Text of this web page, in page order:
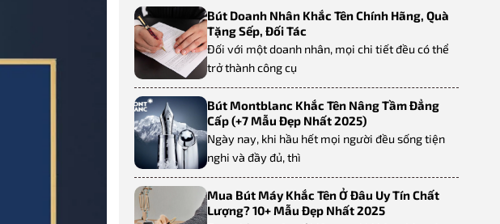
Bút Doanh Nhân Khắc Tên Chính Hãng, Quà
Tặng Sếp, Đối Tác
Đối với một doanh nhân, mọi chi tiết đều có thể
trở thành công cụ
Bút Montblanc Khắc Tên Nâng Tầm Đẳng
Cấp (+7 Mẫu Đẹp Nhất 2025)
Ngày nay, khi hầu hết mọi người đều sống tiện
nghi và đầy đủ, thì
Mua Bút Máy Khắc Tên Ở Đâu Uy Tín Chất
Lượng? 10+ Mẫu Đẹp Nhất 2025